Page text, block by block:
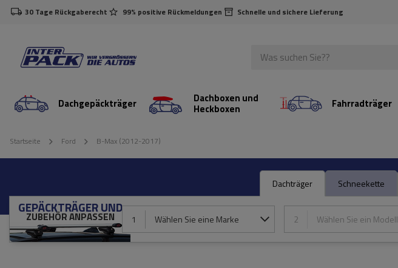
30 Tage Rückgaberecht 99% positive Rückmeldungen Schnelle und sichere Lieferung
Dachgepäckträger Dachboxen und
Heckboxen Fahrradträger
Startseite Ford B-Max (2012-2017)
Dachträger Schneekette
GEPÄCKTRÄGER UND
ZUBEHÖR ANPASSEN 1 Wählen Sie eine Marke 2 Wählen Sie ein Modell